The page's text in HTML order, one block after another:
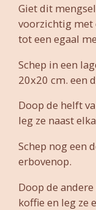
Giet dit
voorzichtig met
tot een egaal
Schep in een
20x20 cm. een
Doop de helft
leg ze naast
Schep nog een
erbovenop.
Doop de
koffie en leg ze